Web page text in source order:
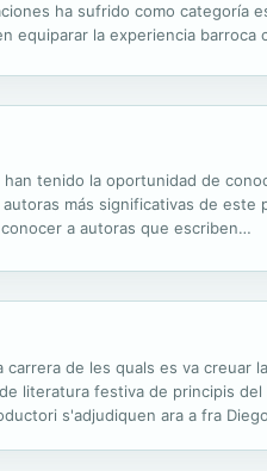
ha sufrido como categoría
equiparar la experiencia barroca
tenido la oportunidad de
más significativas de este
a autoras que escriben
de les quals es va creuar la
literatura festiva de principis del
s'adjudiquen ara a fra Diego